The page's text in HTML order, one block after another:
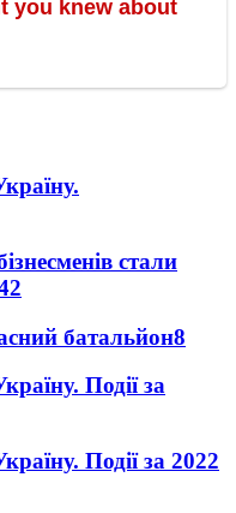
стали
2
батальйон8
Події за
Події за 2022